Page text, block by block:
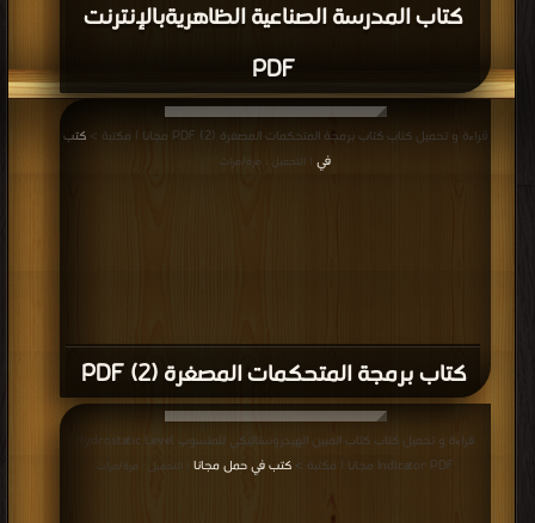
كتاب المدرسة الصناعية الظاهريةبالإنترنت
PDF
كتاب برمجة المتحكمات المصغرة (2) PDF
قراءة و تحميل كتاب كتاب برمجة المتحكمات المصغرة (2) PDF مجانا | مكتبة >
كتب
في
| التحميل : مرة/مرات
قراءة و تحميل كتاب كتاب المبين الهيدروستاتيكي للمنسوب Hydrostatic Level
Indicator PDF مجانا | مكتبة >
كتب في حمل مجانا | التحميل : مرة/مرات